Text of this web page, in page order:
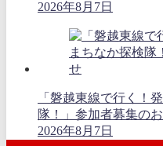
2026年8月7日
「磐越東線で行く！
隊！」参加者募集の
2026年8月7日